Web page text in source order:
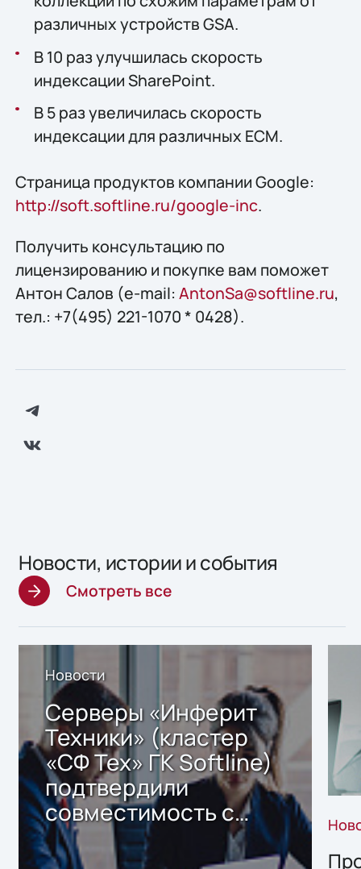
различных устройств GSA.
В 10 раз улучшилась скорость
индексации SharePoint.
В 5 раз увеличилась скорость
индексации для различных ECM.
Страница продуктов компании Google:
http://soft.softline.ru/google-inc.
Получить конcультацию по
лицензированию и покупке вам поможет
Антон Салов (e-mail: AntonSa@softline.ru,
тел.: +7(495) 221-1070 * 0428).
Новости, истории и события
Смотреть все
Новости
Серверы «Инферит
Техники» (кластер
«СФ Тех» ГК Softline)
подтвердили
совместимость с
решением Sharx
Storage 2.x для